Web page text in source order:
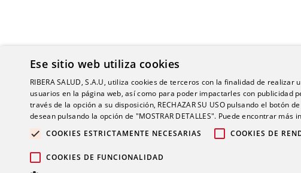
Ese sitio web utiliza cookies
RIBERA SALUD, S.A.U, utiliza cookies de terceros con la finalidad de
usuarios en la página web, así como para poder impactarles con publicidad
través de la opción a su disposición, RECHAZAR SU USO pulsando el botón de
desean pulsando la opción de "MOSTRAR DETALLES". Puede encontrar
COOKIES ESTRICTAMENTE NECESARIAS
COOKIES DE
COOKIES DE FUNCIONALIDAD